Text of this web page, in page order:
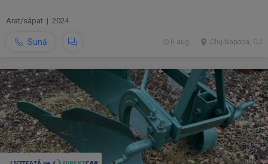
Arat/săpat | 2024
Sună Cluj-Napoca, CJ
6 aug.